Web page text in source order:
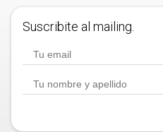
Suscribite al mailing.